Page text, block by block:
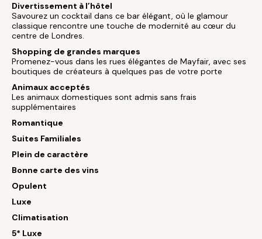
Divertissement à l’hôtel
Savourez un cocktail dans ce bar élégant, où le glamour
classique rencontre une touche de modernité au cœur du
centre de Londres.
Shopping de grandes marques
Promenez-vous dans les rues élégantes de Mayfair, avec ses
boutiques de créateurs à quelques pas de votre porte
Animaux acceptés
Les animaux domestiques sont admis sans frais
supplémentaires
Romantique
Suites Familiales
Plein de caractère
Bonne carte des vins
Opulent
Luxe
Climatisation
5* Luxe